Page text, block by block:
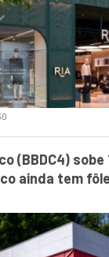
(BBDC4) sobe
ainda tem